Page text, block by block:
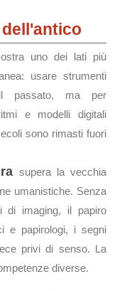
uno dei lati più
usare strumenti
passato, ma per
e modelli digitali
sono rimasti fuori
supera la vecchia
umanistiche. Senza
di imaging, il papiro
e papirologi, i segni
privi di senso. La
diverse.